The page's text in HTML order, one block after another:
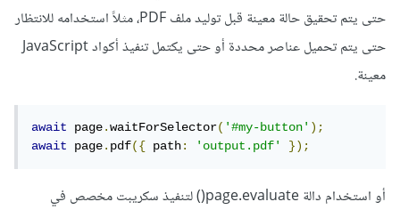
حتى يتم تحقيق حالة معينة قبل توليد ملف PDF، مثلاً استخدامه للانتظار
حتى يتم تحميل عناصر محددة أو حتى يكتمل تنفيذ أكواد JavaScript
معينة.
await page.waitForSelector('#my-button');
await
page.pdf({ path: 'output.pdf' });
أو استخدام دالة page.evaluate() لتنفيذ سكريبت مخصص في